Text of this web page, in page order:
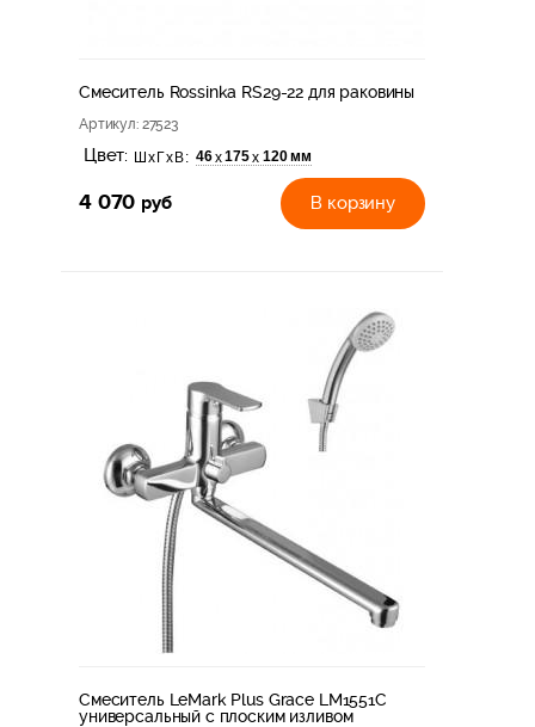
Смеситель Rossinka RS29-22 для раковины
Артикул: 27523
Цвет: ШхГхВ: 46х 175х 120 мм
4 070 руб В корзину
Смеситель LeMark Plus Grace LM1551C
универсальный с плоским изливом